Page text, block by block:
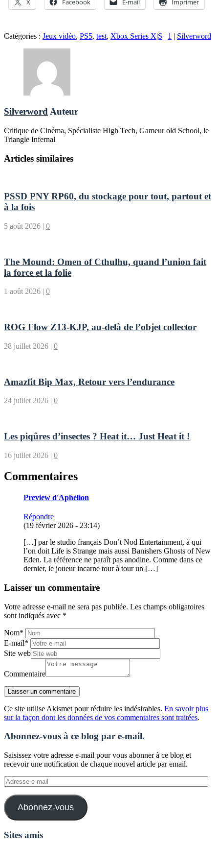
X Facebook E-mail Imprimer
Catégories : Jeux vidéo, PS5, test, Xbox Series X|S | 1 | Silverword
SilverwordAuteur
Critique de Cinéma, Spécialiste High Tech, Gameur old School, le
Triangle Infernal
Articles similaires
PSSD PNY RP60, du stockage pour tout, partout et
à la fois
5 août 2026 | 0
The Mound: Omen of Cthulhu, quand l’union fait
la force et la folie
1 août 2026 | 0
ROG Flow Z13-KJP, au-delà de l’objet collector
28 juillet 2026 | 0
Amazfit Bip Max, Retour vers l’endurance
24 juillet 2026 | 0
Les piqûres d’insectes ? Heat it… Just Heat it !
16 juillet 2026 | 0
Commentaires
Preview d'Aphélion
Répondre
(19 février 2026 - 23:14)
[…] par le studio français Don’t Nod Entertainment, à qui
l’on doit Life is Strange mais aussi Banishers Ghosts of New
Eden. La référence ne paraît pas anodine. Comme dans ce
dernier, le joueur incarne tour à tour un […]
Laisser un commentaire
Votre adresse e-mail ne sera pas publiée. Les champs obligatoires
sont indiqués avec *
Nom*
E-mail*
Site web
Commentaire
Ce site utilise Akismet pour réduire les indésirables. En savoir plus
sur la façon dont les données de vos commentaires sont traitées.
Abonnez-vous à ce blog par e-mail.
Saisissez votre adresse e-mail pour vous abonner à ce blog et
recevoir une notification de chaque nouvel article par email.
Adresse
e-
mail
Abonnez-vous
Sites amis